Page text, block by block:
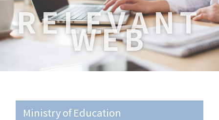
RELEVANT
WEB
Ministry of Education